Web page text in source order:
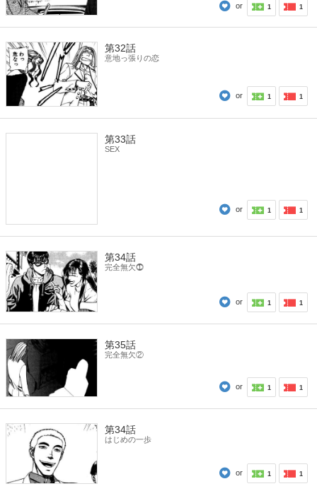
or 1 1
第32話
意地っ張りの恋
or 1 1
第33話
SEX
or 1 1
第34話
完全無欠⓵
or 1 1
第35話
完全無欠②
or 1 1
第34話
はじめの一歩
or 1 1